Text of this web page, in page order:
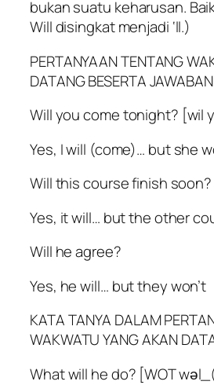
bukan suatu keharusan.
Will disingkat menjadi ‘ll.)
PERTANYAAN TENTANG
DATANG BESERTA
Will you come tonight? [wil
Yes, I will (come)… but she
Will this course finish soon?
Yes, it will… but the other
Will he agree?
Yes, he will… but they won’t
KATA TANYA DALAM
WAKWATU YANG AKAN
What will he do? [WOT